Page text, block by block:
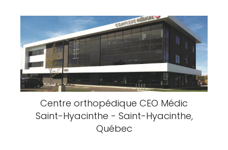
Centre orthopédique CEO Médic
Saint-Hyacinthe - Saint-Hyacinthe,
Québec